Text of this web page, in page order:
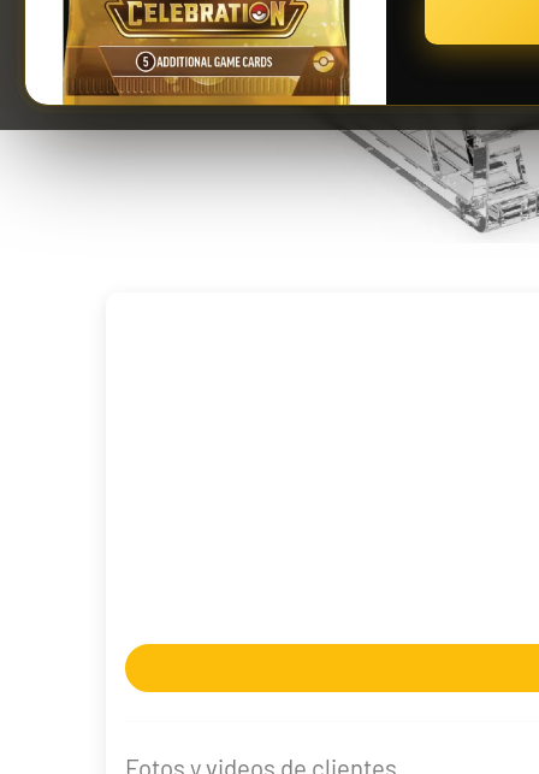
Riftbound: League of Legends TCG | Vendetta Booster Display 24 Sobres
Fotos y videos de clientes